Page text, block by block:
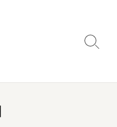
検
り